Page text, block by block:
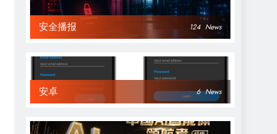
安全播报 124 News
安卓 6 News